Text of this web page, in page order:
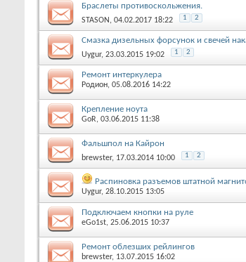
Браслеты противоскольжения.
STASON , 04.02.2017 18:22 1 2
Смазка дизельных форсунок и свечей
Uygur, 23.03.2015 19:02 1 2
Ремонт интеркулера
Родион, 05.08.2016 14:22
Крепление ноута
GoR, 03.06.2015 11:38
Фальшпол на Кайрон
brewster, 17.03.2014 10:00 1 2
Распиновка разъемов штатной
Uygur, 28.10.2015 13:05
Подключаем кнопки на руле
eGo1st, 25.06.2015 10:37
Ремонт облезших рейлингов
brewster, 13.07.2015 16:02